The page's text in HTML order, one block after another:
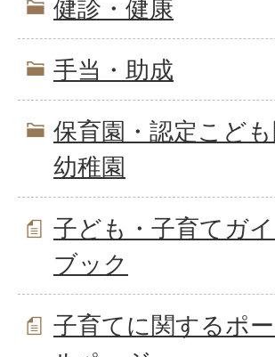
健診・健康
手当・助成
保育園・認定こども
幼稚園
子ども・子育てガ
ブック
子育てに関するポ